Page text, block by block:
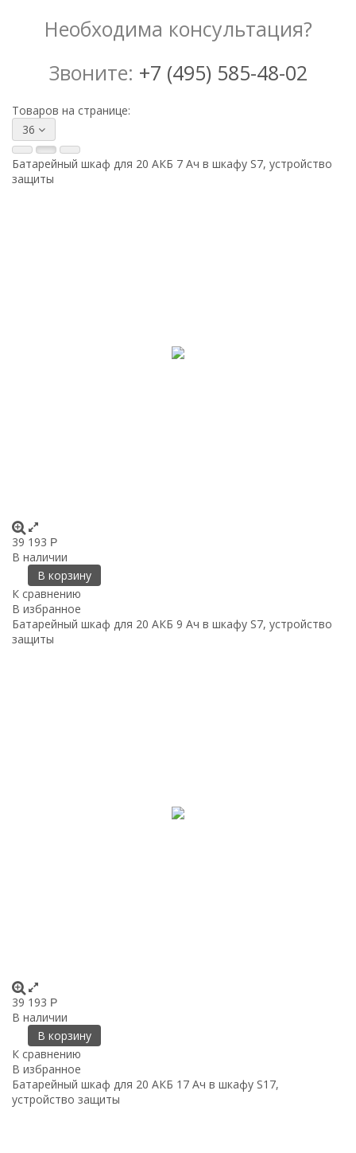
Необходима консультация?
Звоните: +7 (495) 585-48-02
Товаров на странице:
36
Батарейный шкаф для 20 АКБ 7 Ач в шкафу S7, устройство
защиты
39 193 Р
В наличии
В корзину
К сравнению
В избранное
Батарейный шкаф для 20 АКБ 9 Ач в шкафу S7, устройство
защиты
39 193 Р
В наличии
В корзину
К сравнению
В избранное
Батарейный шкаф для 20 АКБ 17 Ач в шкафу S17,
устройство защиты